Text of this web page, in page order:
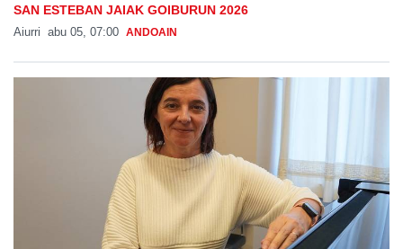
SAN ESTEBAN JAIAK GOIBURUN 2026
Aiurri abu 05, 07:00 ANDOAIN